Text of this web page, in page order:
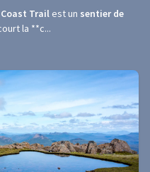
Trail est un sentier de
la **c...